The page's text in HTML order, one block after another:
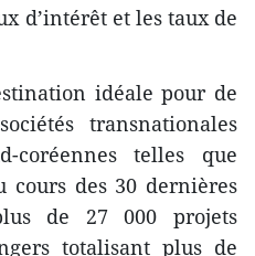
d’intérêt et les taux de
idéale pour de
transnationales
coréennes telles que
cours des 30 dernières
de 27 000 projets
totalisant plus de